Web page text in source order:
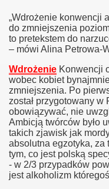
„Wdrożenie konwencji
do zmniejszenia
to pretekstem do
– mówi Alina Petrowa-
Wdrożenie Konwencji
wobec kobiet
zmniejszenia. Po
został przygotowany w
obowiązywać, nie
Ambicją twórców było
takich zjawisk jak
absolutna egzotyka, za
tym, co jest polską
- w 2/3 przypadków
jest alkoholizm